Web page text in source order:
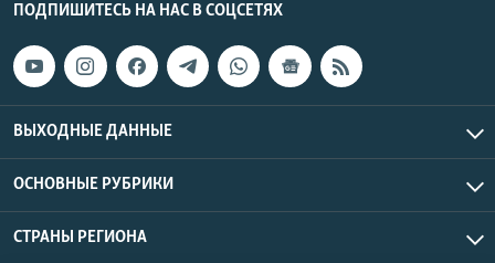
ПОДПИШИТЕСЬ НА НАС В СОЦСЕТЯХ
ВЫХОДНЫЕ ДАННЫЕ
ОСНОВНЫЕ РУБРИКИ
СТРАНЫ РЕГИОНА